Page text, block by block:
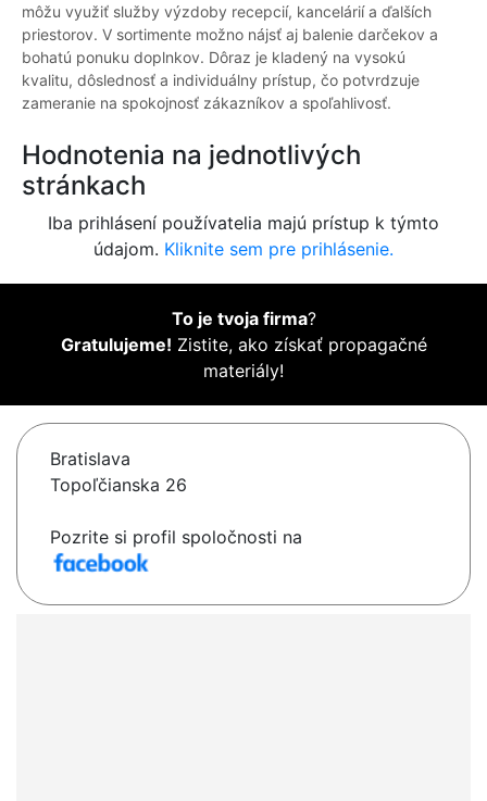
môžu využiť služby výzdoby recepcií, kancelárií a ďalších
priestorov. V sortimente možno nájsť aj balenie darčekov a
bohatú ponuku doplnkov. Dôraz je kladený na vysokú
kvalitu, dôslednosť a individuálny prístup, čo potvrdzuje
zameranie na spokojnosť zákazníkov a spoľahlivosť.
Hodnotenia na jednotlivých
stránkach
Iba prihlásení používatelia majú prístup k týmto
údajom. Kliknite sem pre prihlásenie.
To je tvoja firma?
Gratulujeme! Zistite, ako získať propagačné
materiály!
Bratislava
Topoľčianska 26
Pozrite si profil spoločnosti na